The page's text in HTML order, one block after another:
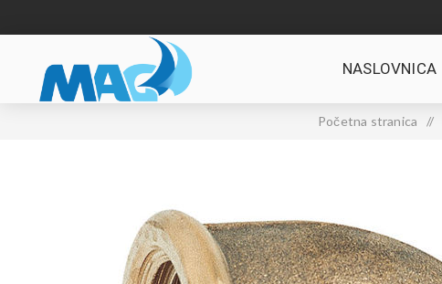
NASLOVNICA
Početna stranica /